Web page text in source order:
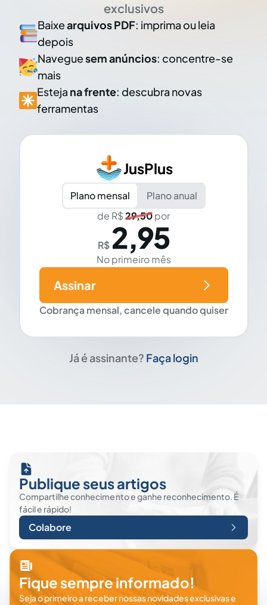
exclusivos
Baixearquivos PDF: imprima ou leia
depois
Naveguesem anúncios: concentre-se
mais
Esteja na frente: descubra novas
ferramentas
JusPlus
Plano mensal
Plano anual
de R$29,50por
R$ 2,95
No primeiro mês
Cobrança mensal, cancele quando quiser
Assinar
Já é assinante? Faça login
Publique seus artigos
Compartilhe conhecimento e ganhe reconhecimento. É
fácil e rápido!
Colabore
Fique sempre informado!
Seja o primeiro a receber nossas novidades exclusivas e